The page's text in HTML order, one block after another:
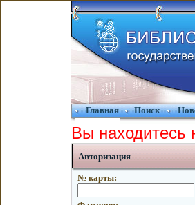
Главная Поиск
Вы находитесь
Авторизация
№ карты: